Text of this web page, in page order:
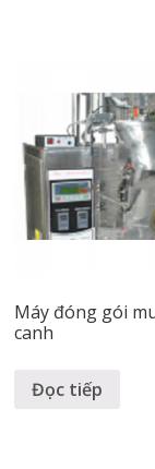
Máy đóng gói
canh
Đọc tiếp